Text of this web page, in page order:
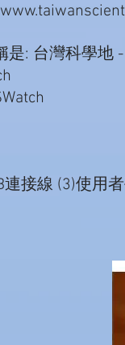
: 台灣科學地
接線 (3)使用